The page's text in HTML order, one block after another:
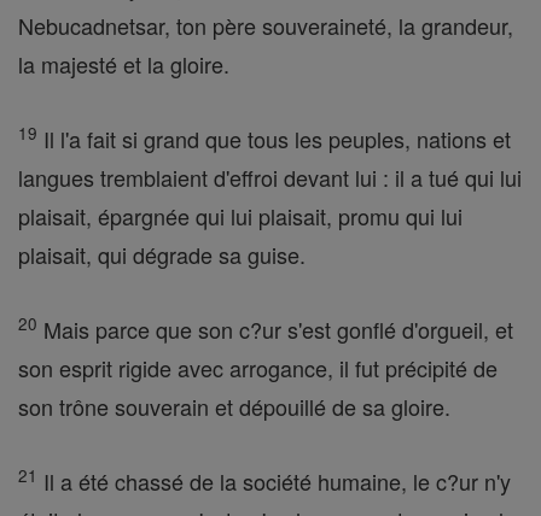
Nebucadnetsar, ton père souveraineté, la grandeur,
la majesté et la gloire.
19 Il l'a fait si grand que tous les peuples, nations et
langues tremblaient d'effroi devant lui : il a tué qui lui
plaisait, épargnée qui lui plaisait, promu qui lui
plaisait, qui dégrade sa guise.
20 Mais parce que son c?ur s'est gonflé d'orgueil, et
son esprit rigide avec arrogance, il fut précipité de
son trône souverain et dépouillé de sa gloire.
21 Il a été chassé de la société humaine, le c?ur n'y